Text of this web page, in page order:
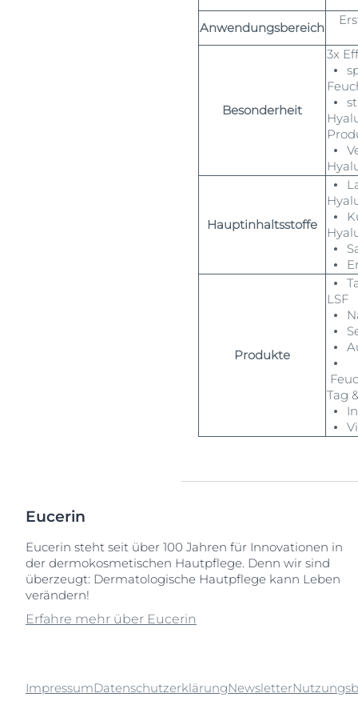
Anwendungsbereich
Besonderheit
3x
⦁
⦁
⦁
Hauptinhaltsstoffe
⦁
⦁
⦁
⦁
Produkte
⦁
LSF
⦁
⦁
⦁
⦁
Tag
⦁
⦁
Eucerin
Eucerin steht seit über 100 Jahren für Innovationen in
der dermokosmetischen Hautpflege. Denn wir sind
überzeugt: Dermatologische Hautpflege kann Leben
verändern!
Erfahre mehr über Eucerin
ImpressumDatenschutzerklärungNewsletter